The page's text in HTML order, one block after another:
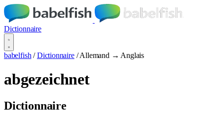
Dictionnaire
babelfish / Dictionnaire / Allemand → Anglais
abgezeichnet
Dictionnaire